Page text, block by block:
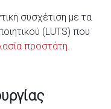
συσχέτιση με τα
(LUTS) που
προστάτη.